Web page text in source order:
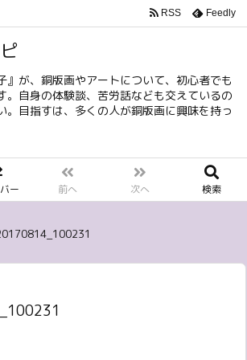
』が、銅版画やアートについて、初心者でも
。自身の体験談、苦労話なども交えているの
。目指すは、多くの人が銅版画に興味を持っ
ー 前へ 次へ 検索
RSS Feedly